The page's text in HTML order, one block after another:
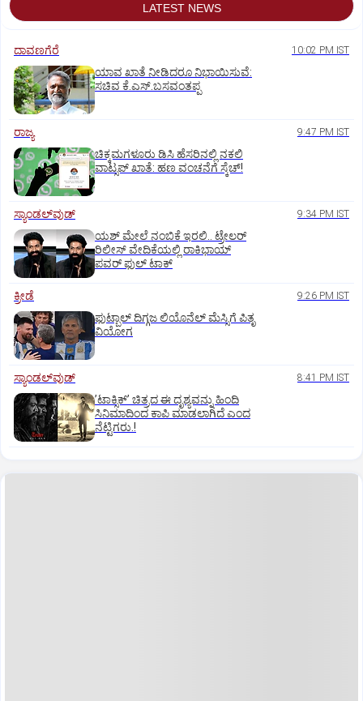
LATEST NEWS
ದಾವಣಗೆರೆ 10:02 PM IST
ಯಾವ ಖಾತೆ ನೀಡಿದರೂ ನಿಭಾಯಿಸುವೆ:
ಸಚಿವ ಕೆ.ಎಸ್.ಬಸವಂತಪ್ಪ
ರಾಜ್ಯ 9:47 PM IST
ಚಿಕ್ಕಮಗಳೂರು ಡಿಸಿ ಹೆಸರಿನಲ್ಲಿ ನಕಲಿ
ವಾಟ್ಸಪ್ ಖಾತೆ: ಹಣ ವಂಚನೆಗೆ ಸ್ಕೆಚ್!
ಸ್ಯಾಂಡಲ್‌ವುಡ್‌ 9:34 PM IST
ಯಶ್‌ ಮೇಲೆ ನಂಬಿಕೆ ಇರಲಿ.. ಟ್ರೇಲರ್‌
ರಿಲೀಸ್‌ ವೇದಿಕೆಯಲ್ಲಿ ರಾಕಿಭಾಯ್‌
ಪವರ್‌ ಫುಲ್‌ ಟಾಕ್
ಕ್ರೀಡೆ 9:26 PM IST
ಫುಟ್ಬಾಲ್ ದಿಗ್ಗಜ ಲಿಯೊನೆಲ್‌ ಮೆಸ್ಸಿಗೆ ಪಿತೃ
ವಿಯೋಗ
ಸ್ಯಾಂಡಲ್‌ವುಡ್‌ 8:41 PM IST
ʼಟಾಕ್ಸಿಕ್‌ʼ ಚಿತ್ರದ ಈ ದೃಶ್ಯವನ್ನು ಹಿಂದಿ
ಸಿನಿಮಾದಿಂದ ಕಾಪಿ ಮಾಡಲಾಗಿದೆ ಎಂದ
ನೆಟ್ಟಿಗರು.!